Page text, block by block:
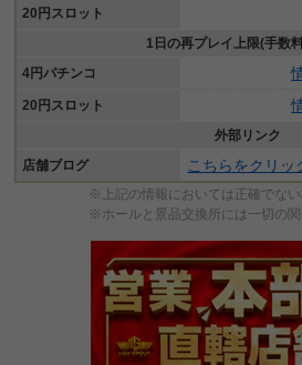
20円スロット
1日の再プレイ上限(手数
4円パチンコ
20円スロット
外部リンク
店舗ブログ
こちらをクリッ
※上記の情報においては正確でな
※ホールと景品交換所には一切の